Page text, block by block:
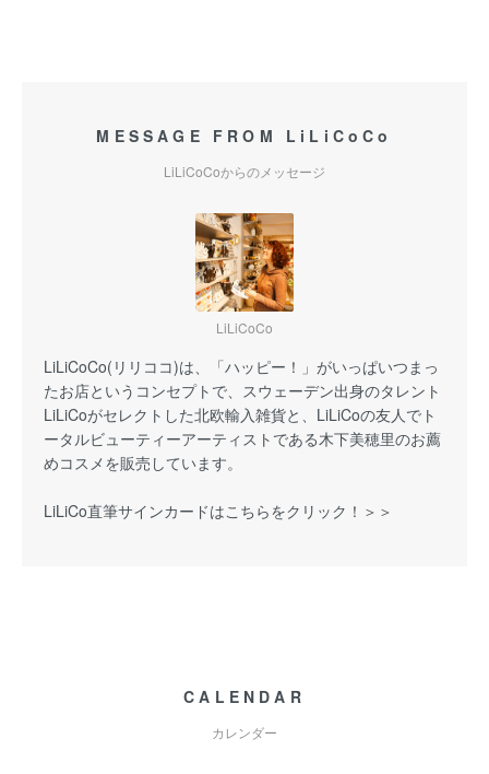
MESSAGE FROM LiLiCoCo
LiLiCoCoからのメッセージ
LiLiCoCo
LiLiCoCo(リリココ)は、「ハッピー！」がいっぱいつまっ
たお店というコンセプトで、スウェーデン出身のタレント
LiLiCoがセレクトした北欧輸入雑貨と、LiLiCoの友人でト
ータルビューティーアーティストである木下美穂里のお薦
めコスメを販売しています。
LiLiCo直筆サインカードはこちらをクリック！＞＞
CALENDAR
カレンダー